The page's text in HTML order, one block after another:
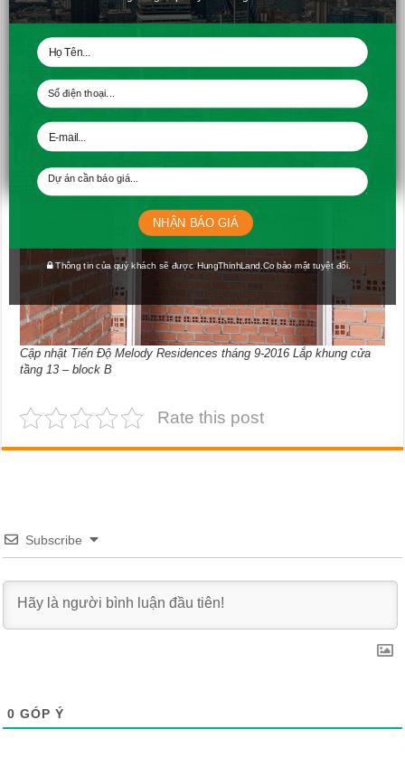
Cập nhật Tiến Độ Melody Residences tháng 9-2016 Thi công hệ
thống nước cấp tầng 14 – block B
Cập nhật Tiến Độ Melody Residences tháng 9-2016 Lắp khung cửa
tầng 13 – block B
Rate this post
Subscribe
0 GÓP Ý
Thông tin của quý khách sẽ được HungThinhLand.Co bảo mật tuyệt đối.
NHẬN BÁO GIÁ